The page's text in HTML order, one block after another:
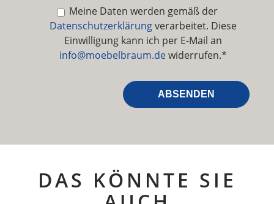
Meine Daten werden gemäß der
Datenschutzerklärungverarbeitet. Diese
Einwilligung kann ich per E-Mail an
info@moebelbraum.dewiderrufen.*
DAS KÖNNTE SIE